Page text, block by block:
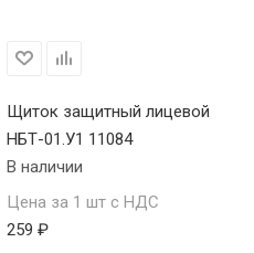
Щиток защитный лицевой
НБТ-01.У1 11084
В наличии
Цена за 1 шт с НДС
259 ₽